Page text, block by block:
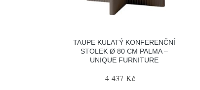
TAUPE KULATÝ KONFERENČNÍ
STOLEK Ø 80 CM PALMA –
UNIQUE FURNITURE
4 437 Kč